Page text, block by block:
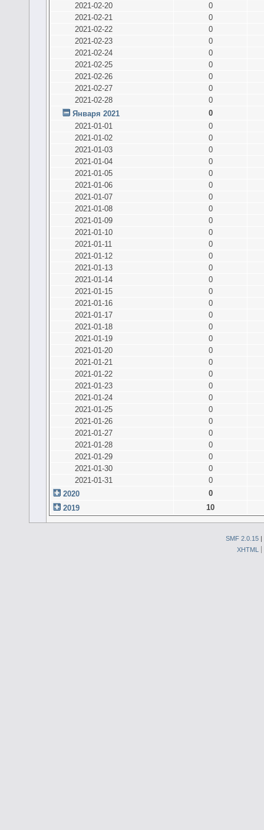
2021-02-20
0
2021-02-21
0
2021-02-22
0
2021-02-23
0
2021-02-24
0
2021-02-25
0
2021-02-26
0
2021-02-27
0
2021-02-28
0
Января 2021
0
2021-01-01
0
2021-01-02
0
2021-01-03
0
2021-01-04
0
2021-01-05
0
2021-01-06
0
2021-01-07
0
2021-01-08
0
2021-01-09
0
2021-01-10
0
2021-01-11
0
2021-01-12
0
2021-01-13
0
2021-01-14
0
2021-01-15
0
2021-01-16
0
2021-01-17
0
2021-01-18
0
2021-01-19
0
2021-01-20
0
2021-01-21
0
2021-01-22
0
2021-01-23
0
2021-01-24
0
2021-01-25
0
2021-01-26
0
2021-01-27
0
2021-01-28
0
2021-01-29
0
2021-01-30
0
2021-01-31
0
2020
0
2019
10
SMF 2.0.15 |
XHTML